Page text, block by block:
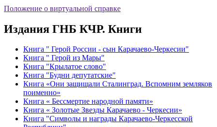
Положение о виртуальной справке
Издания ГНБ КЧР. Книги
Книга " Герой России - сын Карачаево-Черкесии"
Книга " Герой из Мары"
Книга "Крылатое слово"
Книга "Будни депутатские"
Книга «Они защищали Сталинград. Вспомним земляков
поименно»
Книга « Бессмертие народной памяти»
Книга « Золотые Звезды Карачаево - Черкесии»
Книга "Символы и награды Карачаево-Черкесской